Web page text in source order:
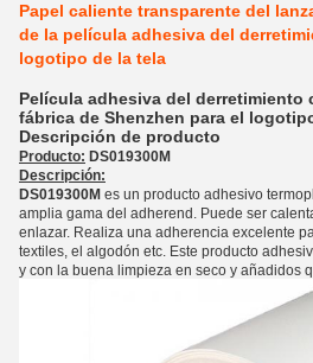
Papel caliente transparente del
de la película adhesiva del
logotipo de la tela
Película adhesiva del derretimiento
fábrica de Shenzhen para el
Descripción de producto
Producto: DS019300M
Descripción:
DS019300M es un producto adhesivo
amplia gama del adherend. Puede ser
enlazar. Realiza una adherencia excelente
textiles, el algodón etc. Este producto
y con la buena limpieza en seco y añadidos